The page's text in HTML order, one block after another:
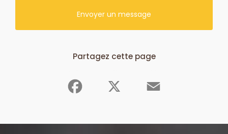
Envoyer un message
Partagez cette page